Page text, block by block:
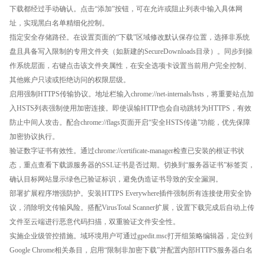
下载都经过手动确认。点击“添加”按钮，可在允许或阻止列表中输入具体网
址，实现黑白名单精细化控制。
指定安全存储路径。在设置页面的“下载”区域修改默认保存位置，选择非系统
盘且具备写入限制的专用文件夹（如新建的SecureDownloads目录）。同步到操
作系统层面，右键点击该文件夹属性，在安全选项卡设置当前用户完全控制、
其他账户只读或拒绝访问的权限层级。
启用强制HTTPS传输协议。地址栏输入chrome://net-internals/hsts，将重要站点加
入HSTS列表强制使用加密连接。即使误输HTTP也会自动跳转为HTTPS，有效
防止中间人攻击。配合chrome://flags页面开启“安全HSTS传递”功能，优先保障
加密协议执行。
验证数字证书有效性。通过chrome://certificate-manager检查已安装的根证书状
态，重点查看下载源服务器的SSL证书是否过期。切换到“服务器证书”标签页，
确认目标网站显示绿色已验证标识，避免伪造证书导致的安全漏洞。
部署扩展程序增强防护。安装HTTPS Everywhere插件强制所有连接使用安全协
议，消除明文传输风险。搭配VirusTotal Scanner扩展，设置下载完成后自动上传
文件至云端进行恶意代码扫描，双重验证文件安全性。
实施企业级管控措施。域环境用户可通过gpedit.msc打开组策略编辑器，定位到
Google Chrome相关条目，启用“限制非加密下载”并配置内部HTTPS服务器白名